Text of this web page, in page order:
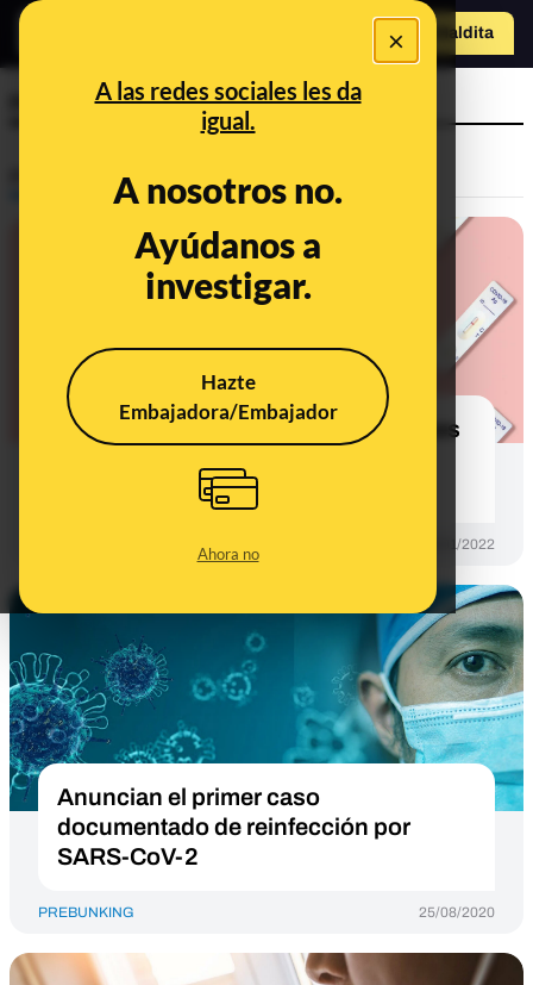
×
A las redes sociales les da
igual.
A nosotros no.
Ayúdanos a
investigar.
Hazte
Embajadora/Embajador
Ahora no
Hazte Maldito
a
reinfección
¿Por qué suceden más reinfecciones
26/01/2022
Anuncian el primer caso
documentado de reinfección por
SARS-CoV-2
PREBUNKING 25/08/2020